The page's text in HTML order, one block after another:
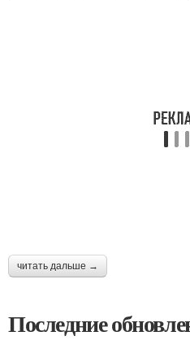
читать дальше →
Последние